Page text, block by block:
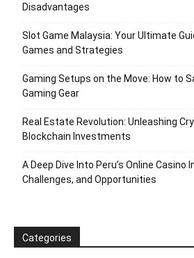
Disadvantages
Slot Game Malaysia: Your Ultimate
Games and Strategies
Gaming Setups on the Move: How to
Gaming Gear
Real Estate Revolution: Unleashing
Blockchain Investments
A Deep Dive Into Peru’s Online Casino
Challenges, and Opportunities
Categories